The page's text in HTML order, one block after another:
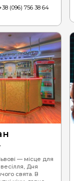
(096) 756 38 64
— місце для
Дня
свята. В